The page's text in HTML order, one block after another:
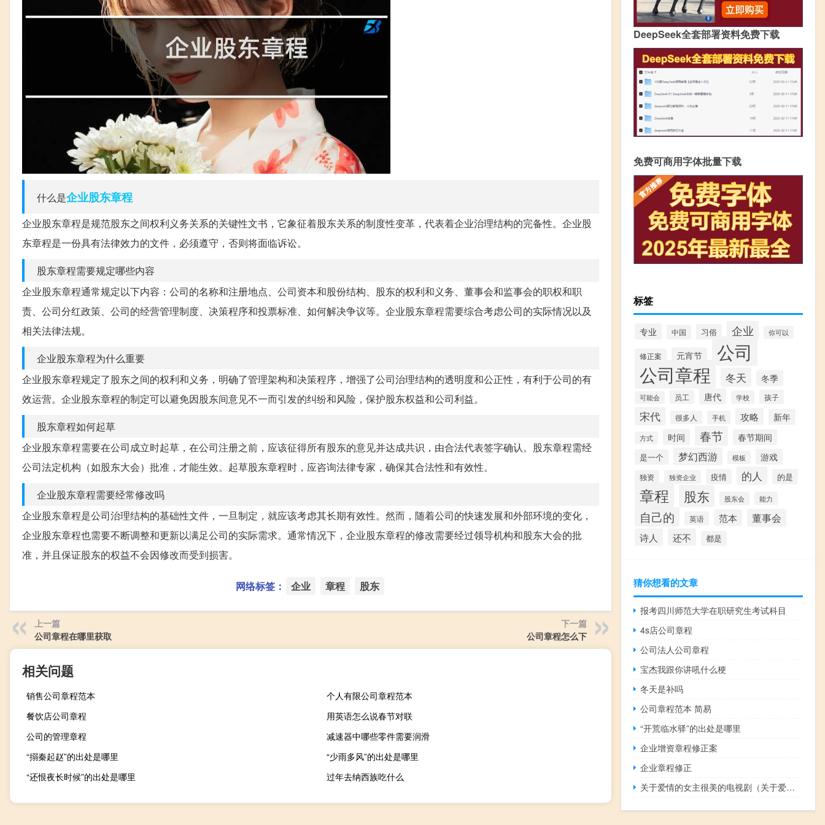
什么是企业股东章程
企业股东章程是规范股东之间权利义务关系的关键性文书，它象征着股东关系的制度性变革，代表着企业治理结构的完备性。企业股
东章程是一份具有法律效力的文件，必须遵守，否则将面临诉讼。
股东章程需要规定哪些内容
企业股东章程通常规定以下内容：公司的名称和注册地点、公司资本和股份结构、股东的权利和义务、董事会和监事会的职权和职
责、公司分红政策、公司的经营管理制度、决策程序和投票标准、如何解决争议等。企业股东章程需要综合考虑公司的实际情况以及
相关法律法规。
企业股东章程为什么重要
企业股东章程规定了股东之间的权利和义务，明确了管理架构和决策程序，增强了公司治理结构的透明度和公正性，有利于公司的有
效运营。企业股东章程的制定可以避免因股东间意见不一而引发的纠纷和风险，保护股东权益和公司利益。
股东章程如何起草
企业股东章程需要在公司成立时起草，在公司注册之前，应该征得所有股东的意见并达成共识，由合法代表签字确认。股东章程需经
公司法定机构（如股东大会）批准，才能生效。起草股东章程时，应咨询法律专家，确保其合法性和有效性。
企业股东章程需要经常修改吗
企业股东章程是公司治理结构的基础性文件，一旦制定，就应该考虑其长期有效性。然而，随着公司的快速发展和外部环境的变化，
企业股东章程也需要不断调整和更新以满足公司的实际需求。通常情况下，企业股东章程的修改需要经过领导机构和股东大会的批
准，并且保证股东的权益不会因修改而受到损害。
网络标签： 企业 章程 股东
上一篇
公司章程在哪里获取
下一篇
公司章程怎么下
相关问题
销售公司章程范本
个人有限公司章程范本
餐饮店公司章程
用英语怎么说春节对联
公司的管理章程
减速器中哪些零件需要润滑
“搦秦起赵”的出处是哪里
“少雨多风”的出处是哪里
“还恨夜长时候”的出处是哪里
过年去纳西族吃什么
DeepSeek全套部署资料免费下载
免费可商用字体批量下载
标签
专业 中国 习俗 企业 你可以
修正案 元宵节 公司
公司章程 冬天 冬季
可能会 员工 唐代 学校 孩子
宋代 很多人 手机 攻略 新年
方式 时间 春节 春节期间
是一个 梦幻西游 模板 游戏
独资 独资企业 疫情 的人 的是
章程 股东 股东会 能力
自己的 英语 范本 董事会
诗人 还不 都是
猜你想看的文章
报考四川师范大学在职研究生考试科目
4s店公司章程
公司法人公司章程
宝杰我跟你讲吼什么梗
冬天是补吗
公司章程范本 简易
“开荒临水驿”的出处是哪里
企业增资章程修正案
企业章程修正
关于爱情的女主很美的电视剧（关于爱情的女生网名）